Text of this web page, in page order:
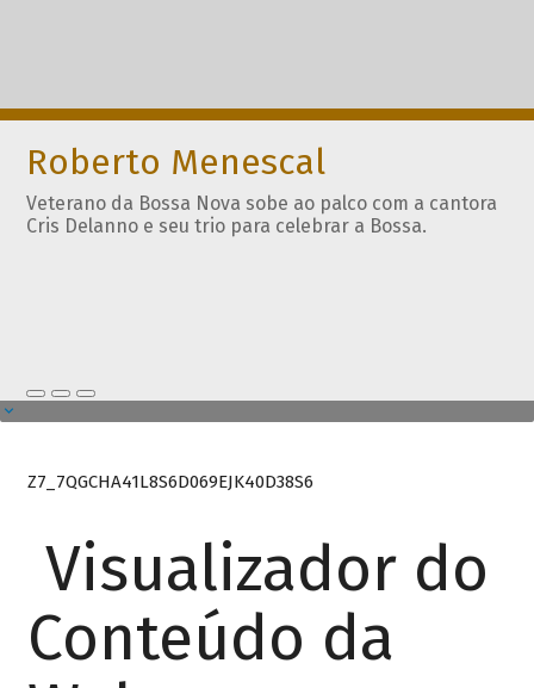
Roberto Menescal
Veterano da Bossa Nova sobe ao palco com a cantora
Cris Delanno e seu trio para celebrar a Bossa.
Z7_7QGCHA41L8S6D069EJK40D38S6
Visualizador do
Conteúdo da